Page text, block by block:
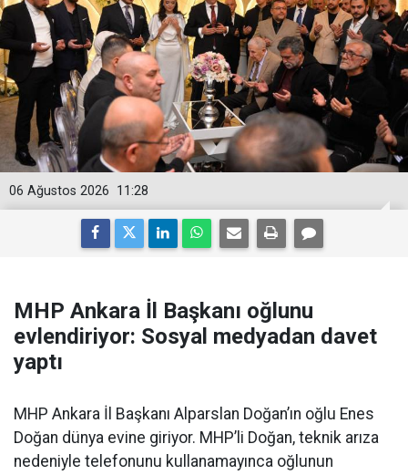
11:28
06 Ağustos 2026
MHP Ankara İl Başkanı oğlunu
evlendiriyor: Sosyal medyadan davet
yaptı
MHP Ankara İl Başkanı Alparslan Doğan’ın oğlu Enes
Doğan dünya evine giriyor. MHP’li Doğan, teknik arıza
nedeniyle telefonunu kullanamayınca oğlunun